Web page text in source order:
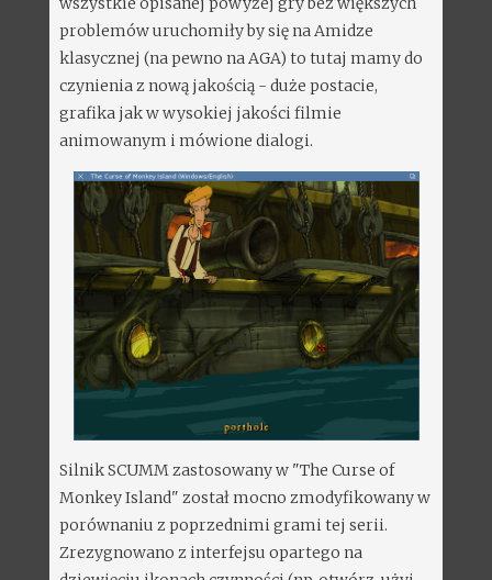
problemów uruchomiły by się na Amidze
klasycznej (na pewno na AGA) to tutaj mamy do
czynienia z nową jakością - duże postacie,
grafika jak w wysokiej jakości filmie
animowanym i mówione dialogi.
Silnik SCUMM zastosowany w "The Curse of
Monkey Island" został mocno zmodyfikowany w
porównaniu z poprzednimi grami tej serii.
Zrezygnowano z interfejsu opartego na